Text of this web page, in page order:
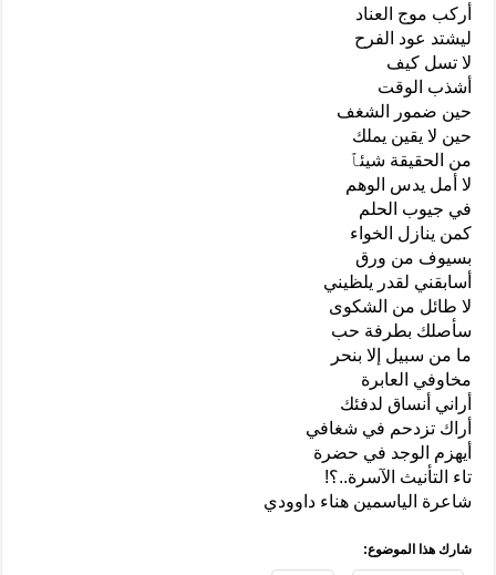
أركب موج العناد
ليشتد عود الفرح
لا تسل كيف
أشذب الوقت
حين ضمور الشغف
حين لا يقين يملك
من الحقيقة شيئٱ
لا أمل يدس الوهم
في جيوب الحلم
كمن ينازل الخواء
بسيوف من ورق
أسابقني لقدر يلظيني
لا طائل من الشكوى
سأصلك بطرفة حب
ما من سبيل إلا بنحر
مخاوفي العابرة
أراني أنساق لدفئك
أراك تزدحم في شغافي
أيهزم الوجد في حضرة
تاء التأنيث الآسرة..؟!
شاعرة الياسمين هناء داوودي
شارك هذا الموضوع: